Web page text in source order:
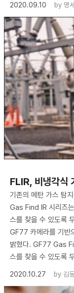
2020.09.10
by 명
FLIR, 비냉각식
기존의 메탄 가스 탐
Gas Find IR 시리즈
스를 찾을 수 있도록
GF77 카메라를 기반
밝혔다. GF77 Gas
스를 찾을 수 있도록
2020.10.27
by 김